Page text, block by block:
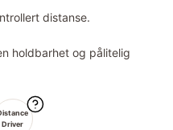
distanse.
holdbarhet og pålitelig
Driver